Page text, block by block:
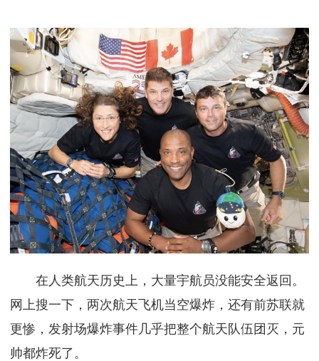
在人类航天历史上，大量宇航员没能安全返回。
网上搜一下，两次航天飞机当空爆炸，还有前苏联就
更惨，发射场爆炸事件几乎把整个航天队伍团灭，元
帅都炸死了。